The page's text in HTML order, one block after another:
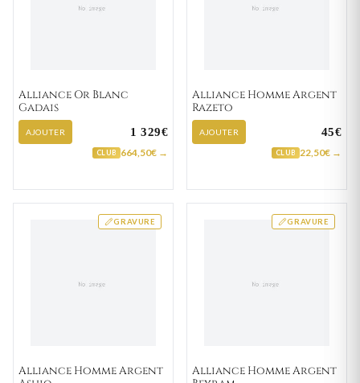
Alliance Or Blanc
Gadais
AJOUTER 1 329€
CLUB 664,50€ →
Alliance Homme Argent
Razeto
AJOUTER 45€
CLUB 22,50€ →
GRAVURE
Alliance Homme Argent
GRAVURE
Alliance Homme Argent